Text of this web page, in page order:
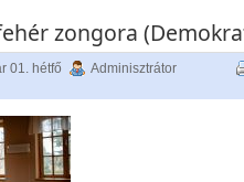
zongora
01. hétfő Adminisztrátor